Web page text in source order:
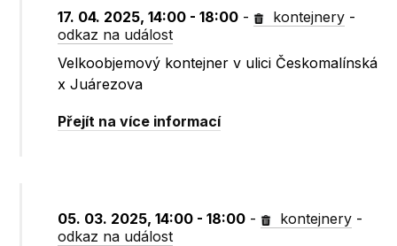
17. 04. 2025, 14:00 - 18:00 - kontejnery -
odkaz na událost
Velkoobjemový kontejner v ulici Českomalínská
x Juárezova
Přejít na více informací
05. 03. 2025, 14:00 - 18:00 - kontejnery -
odkaz na událost